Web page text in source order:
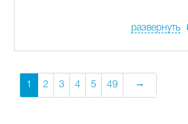
развернуть
1 2 3 4 5 49